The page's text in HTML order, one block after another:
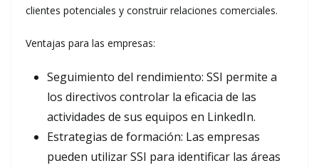
clientes potenciales y construir relaciones comerciales.
Ventajas para las empresas:
Seguimiento del rendimiento: SSI permite a
los directivos controlar la eficacia de las
actividades de sus equipos en LinkedIn.
Estrategias de formación: Las empresas
pueden utilizar SSI para identificar las áreas